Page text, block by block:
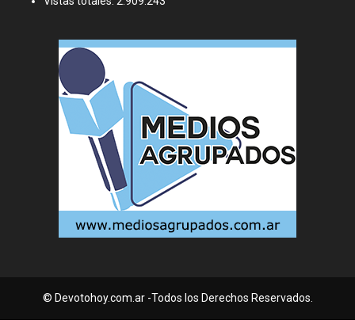
© Devotohoy.com.ar -Todos los Derechos Reservados.